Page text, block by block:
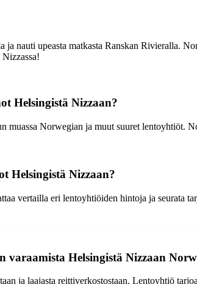
nauti upeasta matkasta Ranskan Rivieralla.
Helsingistä Nizzaan?
muassa Norwegian ja muut suuret lentoyhtiöt.
Helsingistä Nizzaan?
vertailla eri lentoyhtiöiden hintoja ja seurata
Helsingistä Nizzaan
ja laajasta reittiverkostostaan. Lentoyhtiö